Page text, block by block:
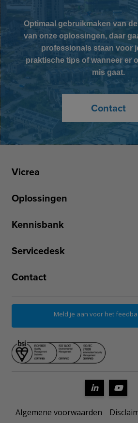
Optimaal gebruikmaken van
van onze oplossingen, daar
professionals staan voor
praktische tips of wanneer er
mis gaat.
Contact
Vicrea
Oplossingen
Kennisbank
Servicedesk
Contact
Meld je aan voor het
Algemene voorwaarden